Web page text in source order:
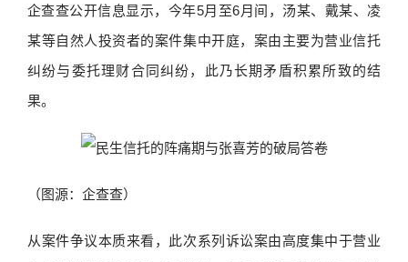
企查查公开信息显示，今年5月至6月间，汤某、戴某、凌
某等自然人投资者的案件集中开庭，案由主要为营业信托
纠纷与委托理财合同纠纷，此乃长期矛盾积累所致的结
果。
（图源：企查查）
从案件争议本质来看，此次系列诉讼案由高度集中于营业